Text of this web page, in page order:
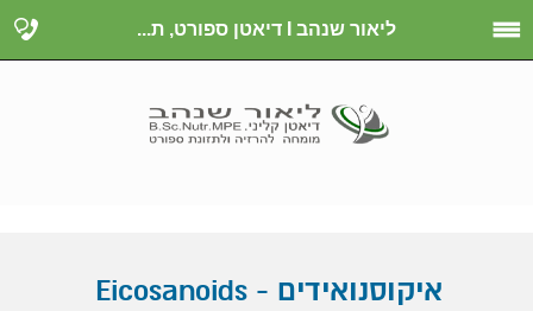
ליאור שנהב I דיאטן ספורט, ת...
איקוסנואידים - Eicosanoids